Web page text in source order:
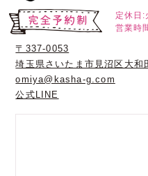
定休日:
営業時
〒337-0053
埼玉県さいたま市見沼区大和
omiya@kasha-g.com
公式LINE